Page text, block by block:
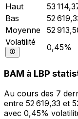
Haut
53
Bas
52
Moyenne
52
Volatilité
0,45%
BAM à LBP
Au cours des 7
entre 52 619,33 et
avec 0,45%